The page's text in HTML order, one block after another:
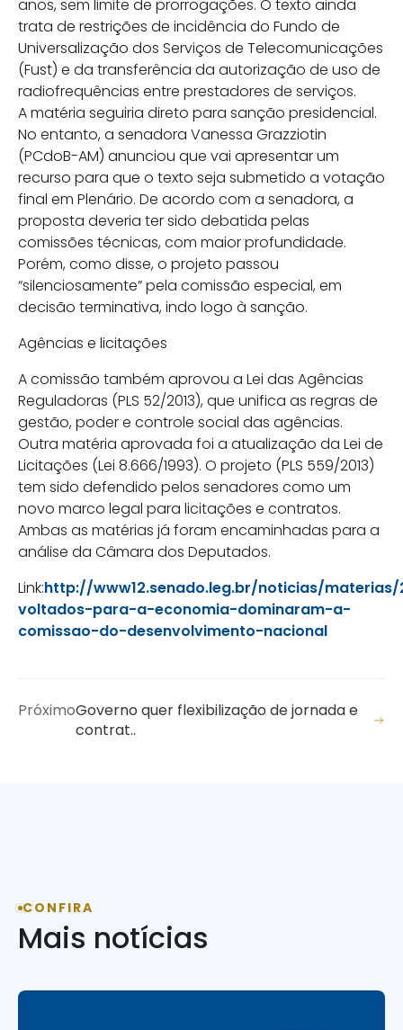
anos, sem limite de prorrogações. O texto ainda
trata de restrições de incidência do Fundo de
Universalização dos Serviços de Telecomunicações
(Fust) e da transferência da autorização de uso de
radiofrequências entre prestadores de serviços.
A matéria seguiria direto para sanção presidencial.
No entanto, a senadora Vanessa Grazziotin
(PCdoB-AM) anunciou que vai apresentar um
recurso para que o texto seja submetido a votação
final em Plenário. De acordo com a senadora, a
proposta deveria ter sido debatida pelas
comissões técnicas, com maior profundidade.
Porém, como disse, o projeto passou
“silenciosamente” pela comissão especial, em
decisão terminativa, indo logo à sanção.
Agências e licitações
A comissão também aprovou a Lei das Agências
Reguladoras (PLS 52/2013), que unifica as regras de
gestão, poder e controle social das agências.
Outra matéria aprovada foi a atualização da Lei de
Licitações (Lei 8.666/1993). O projeto (PLS 559/2013)
tem sido defendido pelos senadores como um
novo marco legal para licitações e contratos.
Ambas as matérias já foram encaminhadas para a
análise da Câmara dos Deputados.
Link:http://www12.senado.leg.br/noticias/materias/
voltados-para-a-economia-dominaram-a-
comissao-do-desenvolvimento-nacional
PróximoGoverno quer flexibilização de jornada e
contrat..
CONFIRA
Mais notícias